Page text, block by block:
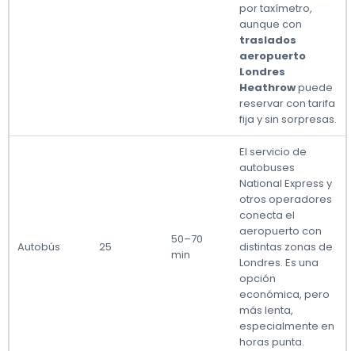
por taxímetro,
aunque con
traslados
aeropuerto
Londres
Heathrowpuede
reservar con tarifa
fija y sin sorpresas.
Autobús 25
50–70
min
El servicio de
autobuses
National Express y
otros operadores
conecta el
aeropuerto con
distintas zonas de
Londres. Es una
opción
económica, pero
más lenta,
especialmente en
horas punta.